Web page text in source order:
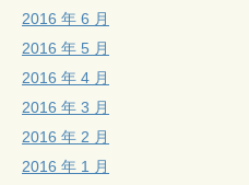
2016 年 6 月
2016 年 5 月
2016 年 4 月
2016 年 3 月
2016 年 2 月
2016 年 1 月